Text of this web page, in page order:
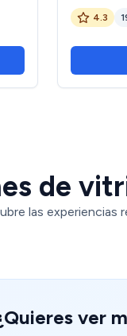
Ajustables
de Vidrio
80x9,5x60
4.3
de
las experiencias
ver